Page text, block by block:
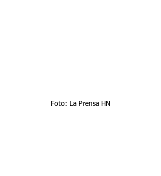
Foto: La Prensa HN